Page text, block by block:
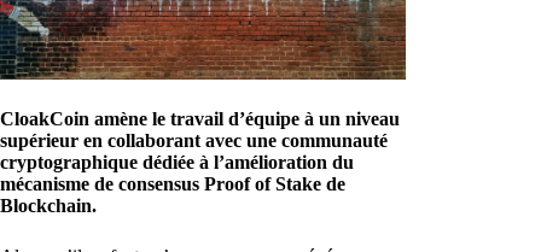
CloakCoin amène le travail d’équipe à un niveau
supérieur en collaborant avec une communauté
cryptographique dédiée à l’amélioration du
mécanisme de consensus Proof of Stake de
Blockchain.